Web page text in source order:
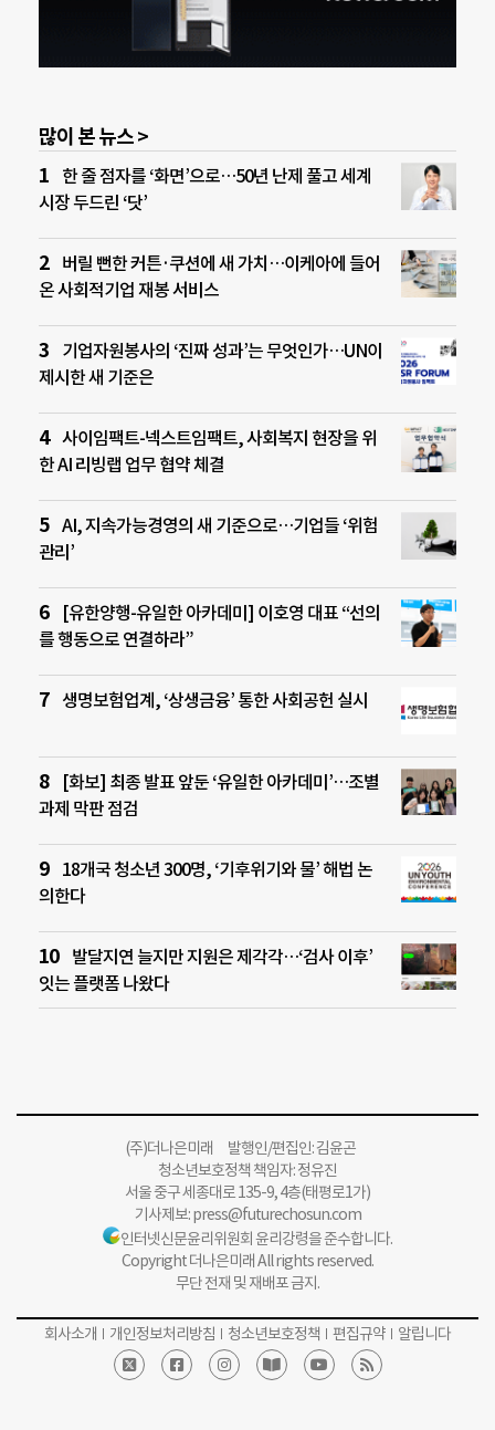
많이 본 뉴스 >
한 줄 점자를 ‘화면’으로…50년 난제 풀고 세계
시장 두드린 ‘닷’
버릴 뻔한 커튼·쿠션에 새 가치…이케아에 들어
온 사회적기업 재봉 서비스
기업자원봉사의 ‘진짜 성과’는 무엇인가…UN이
제시한 새 기준은
사이임팩트-넥스트임팩트, 사회복지 현장을 위
한 AI 리빙랩 업무 협약 체결
AI, 지속가능경영의 새 기준으로…기업들 ‘위험
관리’
[유한양행-유일한 아카데미] 이호영 대표 “선의
를 행동으로 연결하라”
생명보험업계, ‘상생금융’ 통한 사회공헌 실시
[화보] 최종 발표 앞둔 ‘유일한 아카데미’…조별
과제 막판 점검
18개국 청소년 300명, ‘기후위기와 물’ 해법 논
의한다
발달지연 늘지만 지원은 제각각…‘검사 이후’
잇는 플랫폼 나왔다
(주)더나은미래 발행인/편집인: 김윤곤
청소년보호정책 책임자: 정유진
서울 중구 세종대로 135-9, 4층(태평로1가)
기사제보:press@futurechosun.com
인터넷신문윤리위원회 윤리강령을 준수합니다.
Copyright 더나은미래 All rights reserved.
무단 전재 및 재배포 금지.
회사소개 개인정보처리방침 청소년보호정책 편집규약 알립니다